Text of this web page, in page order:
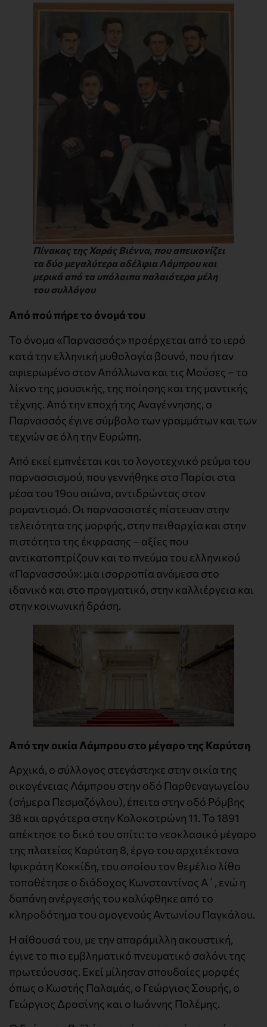
Πίνακας της Χαράς Βιέννα, που απεικονίζει
τα δύο μεγαλύτερα αδέλφια Λάμπρου και
μερικά από τα υπόλοιπα παλαιότερα μέλη
του συλλόγου
Από πού πήρε το όνομά του
Το όνομα «Παρνασσός» προέρχεται από το ιερό
κατά την ελληνική μυθολογία βουνό, που ήταν
αφιερωμένο στον Απόλλωνα και τις Μούσες – το
λίκνο της μουσικής, της ποίησης και της μαντικής
τέχνης. Από την εποχή της Αναγέννησης, ο
Παρνασσός έγινε σύμβολο των γραμμάτων και των
τεχνών σε όλη την Ευρώπη.
Από εκεί εμπνέεται και το λογοτεχνικό ρεύμα του
παρνασσισμού, που γεννήθηκε στο Παρίσι στα
μέσα του 19ου αιώνα, αντιδρώντας στον
ρομαντισμό. Οι παρνασσιστές πίστευαν στην
τελειότητα της μορφής, στην πειθαρχία και στην
πιστότητα της έκφρασης – αξίες που
αντικατοπτρίζουν και το πνεύμα του ελληνικού
«Παρνασσού»: μια ισορροπία ανάμεσα στο
ιδανικό και στο πραγματικό, στην καλλιέργεια και
στην κοινωνική δράση.
Από την οικία Λάμπρου στο μέγαρο της Καρύτση
Αρχικά, ο σύλλογος στεγάστηκε στην οικία της
οικογένειας Λάμπρου στην οδό Παρθεναγωγείου
(σήμερα Πεσμαζόγλου), έπειτα στην οδό Ρόμβης
38 και αργότερα στην Κολοκοτρώνη 11. Το 1891
απέκτησε το δικό του σπίτι: το νεοκλασικό μέγαρο
της πλατείας Καρύτση 8, έργο του αρχιτέκτονα
Ιφικράτη Κοκκίδη, του οποίου τον θεμέλιο λίθο
τοποθέτησε ο διάδοχος Κωνσταντίνος Α΄, ενώ η
δαπάνη ανέργεσής του καλύφθηκε από το
κληροδότημα του ομογενούς Αντωνίου Παγκάλου.
Η αίθουσά του, με την απαράμιλλη ακουστική,
έγινε το πιο εμβληματικό πνευματικό σαλόνι της
πρωτεύουσας. Εκεί μίλησαν σπουδαίες μορφές
όπως ο Κωστής Παλαμάς, ο Γεώργιος Σουρής, ο
Γεώργιος Δροσίνης και ο Ιωάννης Πολέμης.